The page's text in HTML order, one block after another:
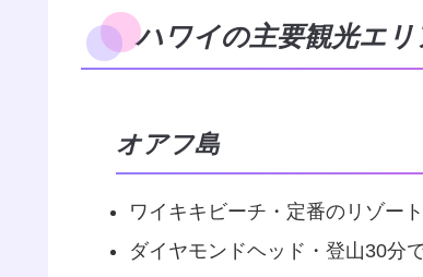
ハワイの主要観光エリ
オアフ島
ワイキキビーチ・定番のリゾー
ダイヤモンドヘッド・登山30分